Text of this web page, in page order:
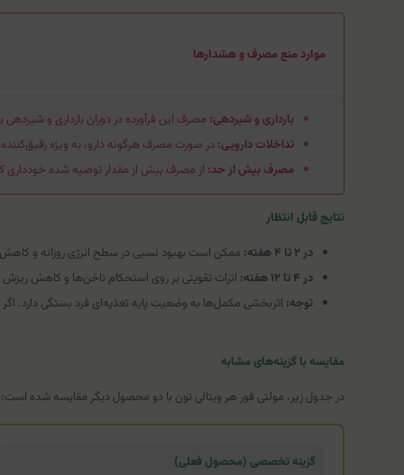
موارد منع مصرف و هشدارها
بارداری و شیردهی: مصرف این فرآورده در دوران بارداری و
تداخلات دارویی:در صورت مصرف هرگونه دارو، به ویژه
مصرف بیش از حد: از مصرف بیش از مقدار توصیه شده
نتایج قابل انتظار
در ۲ تا ۴ هفته:
ممکن است بهبود نسبی در سطح انرژی روزانه و
در ۴ تا ۱۲ هفته:
اثرات تقویتی بر روی استحکام ناخن‌ها و کاهش ریزش
توجه: اثربخشی مکمل‌ها به وضعیت پایه تغذیه‌ای فرد بستگی دارد.
مقایسه با گزینه‌های مشابه
در جدول زیر، مولتی فور هر ویتالی تون با دو محصول دیگر مقایسه شده است:
گزینه تخصصی (محصول فعلی)